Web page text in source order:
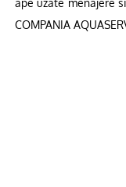
COMPANIA